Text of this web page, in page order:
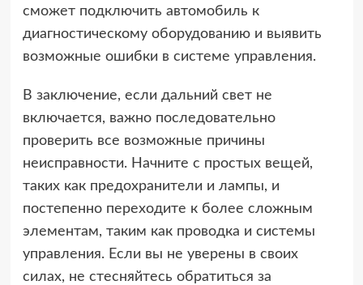
сможет подключить автомобиль к
диагностическому оборудованию и выявить
возможные ошибки в системе управления.
В заключение, если дальний свет не
включается, важно последовательно
проверить все возможные причины
неисправности. Начните с простых вещей,
таких как предохранители и лампы, и
постепенно переходите к более сложным
элементам, таким как проводка и системы
управления. Если вы не уверены в своих
силах, не стесняйтесь обратиться за